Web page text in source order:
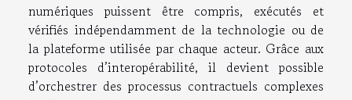
numériques puissent être compris, exécutés et
vérifiés indépendamment de la technologie ou de
la plateforme utilisée par chaque acteur. Grâce aux
protocoles d’interopérabilité, il devient possible
d’orchestrer des processus contractuels complexes